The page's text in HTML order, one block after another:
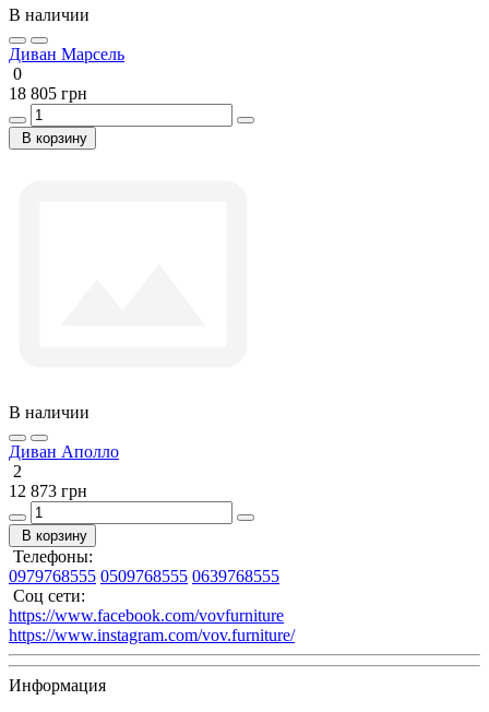
В наличии
Диван Марсель
0
18 805 грн
В корзину
В наличии
Диван Аполло
2
12 873 грн
В корзину
Телефоны:
0979768555 0509768555 0639768555
Соц сети:
https://www.facebook.com/vovfurniture
https://www.instagram.com/vov.furniture/
Информация